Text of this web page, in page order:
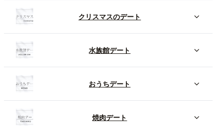
クリスマスのデート
水族館デート
おうちデート
焼肉デート